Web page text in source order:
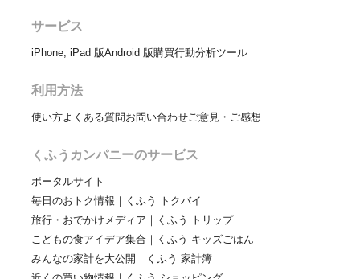
サービス
iPhone, iPad 版Android 版購買行動分析ツール
利用方法
使い方よくある質問お問い合わせご意見・ご感想
くふうカンパニーのサービス
ポータルサイト
毎日のおトク情報｜くふう トクバイ
旅行・おでかけメディア｜くふう トリップ
こどもの食アイデア集合｜くふう キッズごはん
みんなの家計を大公開｜くふう 家計簿